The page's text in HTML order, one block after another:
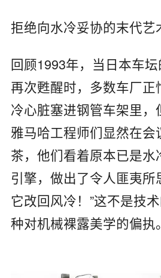
拒绝向水冷妥协的末代艺
回顾1993年，当日本车
再次甦醒时，多数车厂正
冷心脏塞进钢管车架里，
雅马哈工程师们显然在会
茶，他们看着原本已是水
引擎，做出了令人匪夷
它改回风冷！”这不是技
种对机械裸露美学的偏执。